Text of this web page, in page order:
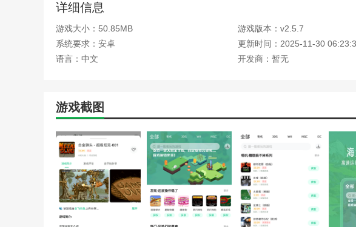
4、跨设备适用性强：兼容主流Android机型，满足不同用户的使用需求。
本站为您提供小马模拟器 2025免费版的 手机游戏 ，欢迎大家记住本站网
详细信息
游戏大小：50.85MB
游戏版本：v2.5.7
系统要求：安卓
更新时间：2025-11-30
语言：中文
开发商：暂无
游戏截图